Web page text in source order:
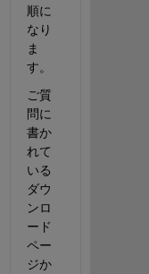
順に
なり
ま
す。
ご質
問に
書か
れて
いる
ダウ
ンロ
ード
ペー
ジか